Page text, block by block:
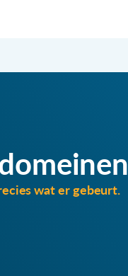
wat er gebeurt.